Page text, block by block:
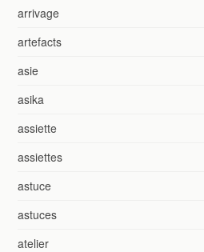
arrivage
artefacts
asie
asika
assiette
assiettes
astuce
astuces
atelier